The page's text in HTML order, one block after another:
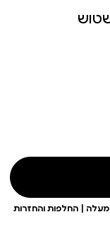
19 ₪ | משלוח חינם ברכישה ב-99 ₪ ומעלה | החלפות והחזרות